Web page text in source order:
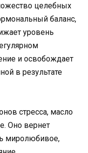
целебных
баланс,
уровень
и освобождает
в результате
стресса, масло
Оно вернет
миролюбивое,